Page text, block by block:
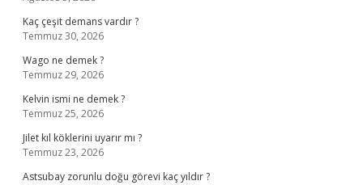
Kaç çeşit demans vardır ?
Temmuz 30, 2026
Wago ne demek ?
Temmuz 29, 2026
Kelvin ismi ne demek ?
Temmuz 25, 2026
Jilet kıl köklerini uyarır mı ?
Temmuz 23, 2026
Astsubay zorunlu doğu görevi kaç yıldır ?